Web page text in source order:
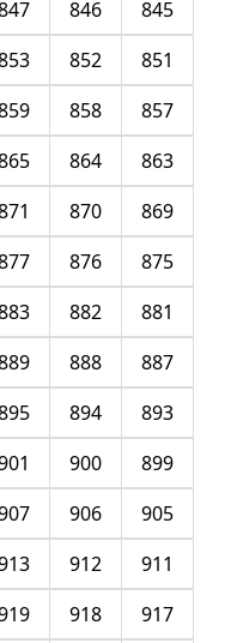
845
846
851
852
857
858
863
864
869
870
875
876
881
882
887
888
893
894
899
900
905
906
911
912
917
918